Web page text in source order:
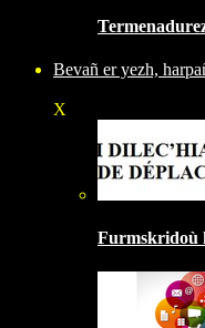
Bevañ er yezh,
X
Furmskridoù